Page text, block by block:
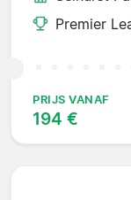
Premier
PRIJS VANAF
194 €